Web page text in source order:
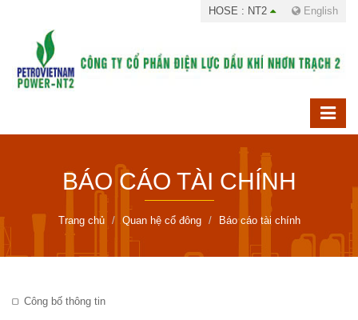
HOSE : NT2 English
BÁO CÁO TÀI CHÍNH
Trang chủ Quan hệ cổ đông Báo cáo tài chính
Công bố thông tin